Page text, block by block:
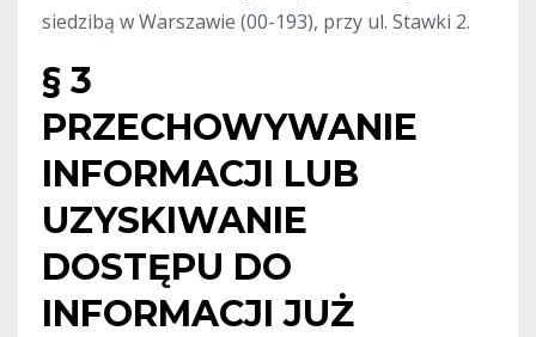
siedzibą w Warszawie (00-193), przy ul. Stawki 2.
§ 3
PRZECHOWYWANIE
INFORMACJI LUB
UZYSKIWANIE
DOSTĘPU DO
INFORMACJI JUŻ